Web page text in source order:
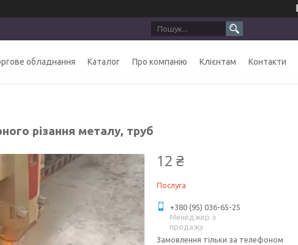
обладнання Каталог Про компанію Клієнтам Контакти
різання металу, труб
12 ₴
Послуга
+380 (95) 036-65-25
Менеджер з
продажу
Замовлення тільки за телефоном